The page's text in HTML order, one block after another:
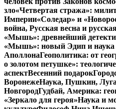
зло«Четвертая стража»:
Империи«Соледар» и
война, Русская весна и
«Мышь»: древнейший
«Мышь»: новый Эдип и наука
АполлонаГеополитика: от
о золотом петушке»:
аспектВесенний подарок
ВоронежеНаука, Пушкин,
НовгородГудбай, Америка:
«Зеркало для героя»Наука и